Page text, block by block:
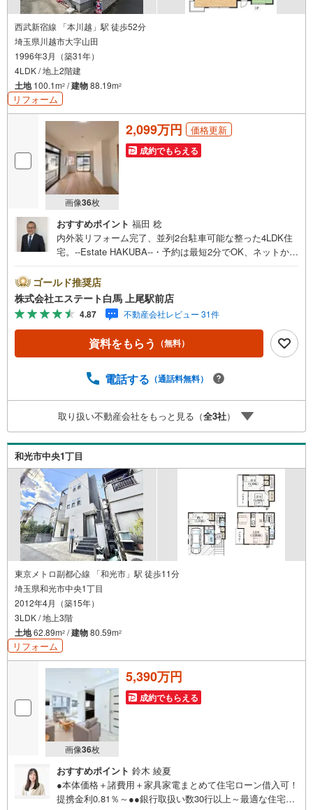
西武新宿線 「本川越」駅 徒歩52分
埼玉県川越市大字山田
1996年3月（築31年）
4LDK / 地上2階建
土地100.1m2 /建物88.19m2
リフォーム
画像36枚
2,099万円 価格更新
成約でもらえる
おすすめポイント 福田 稔
内外装リフォーム完了、並列2台駐車可能な整った4LDK住
宅。--Estate HAKUBA--・予約は最短2分でOK、ネットから
敷地配置・南向きバルコニーで心地よい採光を確保・全居
室収納付きで室内をすっきり整理・システムキッチン3口コ
ンロで調理効率向上・浴室乾燥機付きで雨の日の洗濯にも
対応【リフォーム内容（2026年5月完了）】キッチン・ユ
ニットバス・トイレ・洗面台交換外壁屋根塗装、クロス張
替え、床材施工給湯器交換、防蟻工事、ハウスクリーニン
を無料付保します◇無料駐車場完備のお店です◇店内に大
が好評です◎2026年5月に水回り設備を含むリフォーム完
了予定。収納豊富な4LDKで住空間を整えやすく、これから
住まいを整えて暮らしたいご家族にもおすすめできる住ま
いです。
ゴールド推奨店
株式会社エステート白馬 上尾駅前店
4.87 不動産会社レビュー 31件
資料をもらう （無料）
電話する （通話料無料）
取り扱い不動産会社をもっと見る（全3社）
和光市中央1丁目
東京メトロ副都心線 「和光市」駅 徒歩11分
埼玉県和光市中央1丁目
2012年4月（築15年）
3LDK / 地上3階
土地62.89m2 /建物80.59m2
リフォーム
画像36枚
5,390万円
成約でもらえる
おすすめポイント 鈴木 綾夏
●本体価格＋諸費用＋家具家電まとめて住宅ローン借入可！
提携金利0.81％～●●銀行取扱い数30行以上～最適な住宅ロ